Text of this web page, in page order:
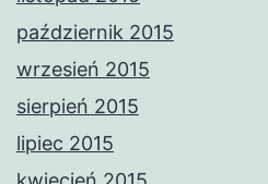
październik 2015
wrzesień 2015
sierpień 2015
lipiec 2015